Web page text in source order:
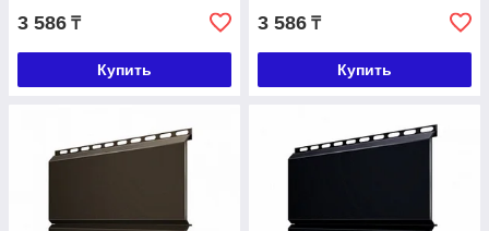
3 586 ₸
Купить
3 586 ₸
Купить